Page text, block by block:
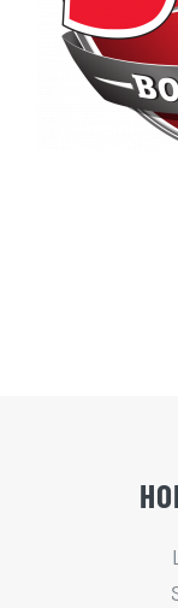
Actualités
Contact